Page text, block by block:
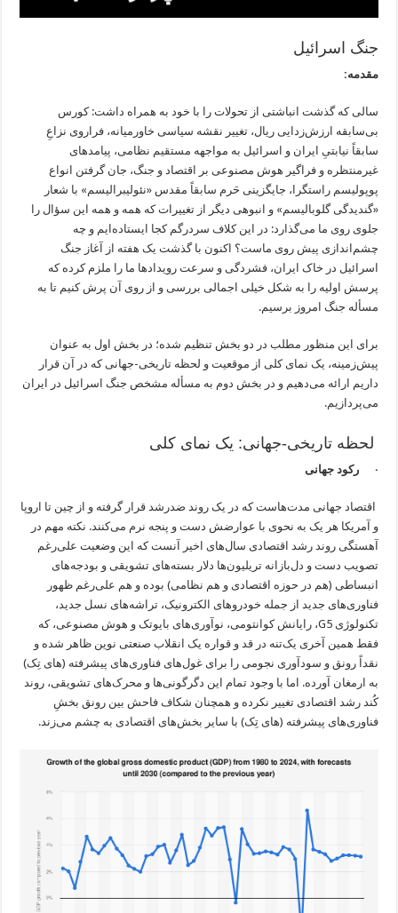
جنگ اسرائیل
مقدمه:
سالی که گذشت انباشتی از تحولات را با خود به همراه داشت: کورس
بی‌سابقه ارزش‌زدایی ریال، تغییر نقشه سیاسی خاورمیانه، فراروی نزاعِ
سابقاً نیابتیِ ایران و اسرائیل به مواجهه مستقیم نظامی، پیامدهای
غیرمنتظره و فراگیر هوش مصنوعی بر اقتصاد و جنگ، جان گرفتن انواع
پوپولیسم راستگرا، جایگزینی حَرم سابقاً مقدس «نئولیبرالیسم» با شعار
«گندیدگی گلوبالیسم» و انبوهی دیگر از تغییرات که همه و همه این سؤال را
جلوی روی ما می‌گذارد: در این کلاف سردرگم کجا ایستاده‌ایم و چه
چشم‌اندازی پیش روی ماست؟ اکنون با گذشت یک هفته از آغاز جنگ
اسرائیل در خاک ایران، فشردگی و سرعت رویدادها ما را ملزم کرده که
پرسش اولیه را به شکل خیلی اجمالی بررسی و از روی آن پرش کنیم تا به
مسأله جنگ امروز برسیم.
برای این منظور مطلب در دو بخش تنظیم شده؛ در بخش اول به عنوان
پیش‌زمینه، یک نمای کلی از موقعیت و لحظه تاریخی-جهانی که در آن قرار
داریم ارائه می‌دهیم و در بخش دوم به مسأله مشخص جنگ اسرائیل در ایران
می‌پردازیم.
لحظه تاریخی-جهانی: یک نمای کلی
· رکود جهانی
اقتصاد جهانی مدت‌هاست که در یک روند ضدرشد قرار گرفته و از چین تا اروپا
و آمریکا هر یک به نحوی با عوارضش دست و پنجه نرم می‌کنند. نکته مهم در
آهستگی روند رشد اقتصادی سال‌های اخیر آنست که این وضعیت علی‌رغم
تصویب دست و دل‌بازانه تریلیون‌ها دلار بسته‌های تشویقی و بودجه‌های
انبساطی (هم در حوزه اقتصادی و هم نظامی) بوده و هم علی‌رغم ظهور
فناوری‌های جدید از جمله خودروهای الکترونیک، تراشه‌‌های نسل جدید،
تکنولوژی G5، رایانش کوانتومی، نوآوری‌های بایوتک و هوش مصنوعی، که
فقط همین آخری یک‌تنه در قد و قواره یک انقلاب صنعتی نوین ظاهر شده و
نقداً رونق و سود‌آوری نجومی را برای غول‌های فناوری‌های پیشرفته (های تِک)
به ارمغان آورده. اما با وجود تمام این دگرگونی‌ها و محرک‌های تشویقی، روند
کُند رشد اقتصادی تغییر نکرده و همچنان شکاف فاحش بین رونق بخشِ
فناوری‌های پیشرفته (های تِک) با سایر بخش‌های اقتصادی به چشم می‌زند.